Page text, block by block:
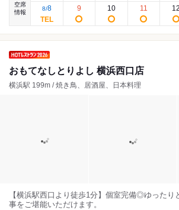
空席
情報
8/8 9 10 11 12
おもてなしとりよし 横浜西口店
横浜駅 199m / 焼き鳥、居酒屋、日本料理
【横浜駅西口より徒歩1分】個室完備◎ゆったり
事をご堪能いただけます。